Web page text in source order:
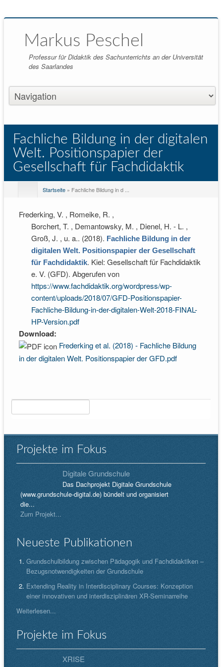
Markus Peschel
Professur für Didaktik des Sachunterrichts an der Universität
des Saarlandes
Fachliche Bildung in der digitalen
Welt. Positionspapier der
Gesellschaft für Fachdidaktik
Startseite » Fachliche Bildung in d ...
Frederking, V. , Romeike, R. ,
Borchert, T. , Demantowsky, M. , Dienel, H. - L. ,
Groß, J. , u. a.. (2018). Fachliche Bildung in der
digitalen Welt. Positionspapier der Gesellschaft
für Fachdidaktik. Kiel: Gesellschaft für Fachdidaktik
e. V. (GFD). Abgerufen von
https://www.fachdidaktik.org/wordpress/wp-
content/uploads/2018/07/GFD-Positionspapier-
Fachliche-Bildung-in-der-digitalen-Welt-2018-FINAL-
HP-Version.pdf
Download:
Frederking et al. (2018) - Fachliche Bildung
in der digitalen Welt. Positionspapier der GFD.pdf
Projekte im Fokus
Digitale Grundschule
Das Dachprojekt Digitale Grundschule
(www.grundschule-digital.de) bündelt und organisiert
die...
Zum Projekt...
Neueste Publikationen
Grundschulbildung zwischen Pädagogik und Fachdidaktiken –
Bezugsnotwendigkeiten der Grundschule
Extending Reality in Interdisciplinary Courses: Konzeption
einer innovativen und interdisziplinären XR-Seminarreihe
Weiterlesen...
Projekte im Fokus
XRISE